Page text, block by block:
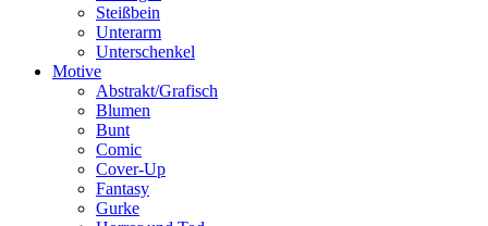
Steißbein
Unterarm
Unterschenkel
Motive
Abstrakt/Grafisch
Blumen
Bunt
Comic
Cover-Up
Fantasy
Gurke